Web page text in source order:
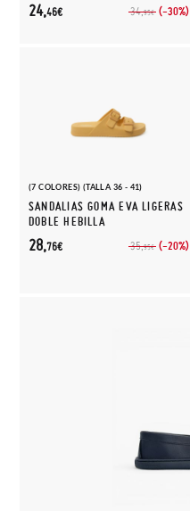
34,95€ (-30%)
24,46€
(7 COLORES) (TALLA 36 - 41)
SANDALIAS GOMA EVA LIGERAS
DOBLE HEBILLA
35,95€ (-20%)
28,76€